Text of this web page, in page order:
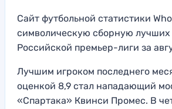
Сайт футбольной статистики
символическую сборную лучших
Российской премьер-лиги за
Лучшим игроком последнего
оценкой 8,9 стал нападающий
«Спартака» Квинси Промес. В